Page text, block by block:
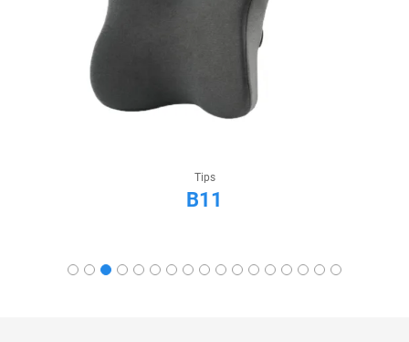
Tips
B11